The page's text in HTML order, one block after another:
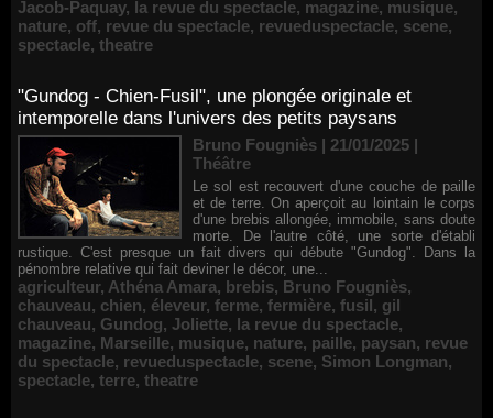
Jacob-Paquay, la revue du spectacle, magazine, musique,
nature, off, revue du spectacle, revueduspectacle, scene,
spectacle, theatre
"Gundog - Chien-Fusil", une plongée originale et
intemporelle dans l'univers des petits paysans
Bruno Fougniès | 21/01/2025 |
Théâtre
Le sol est recouvert d'une couche de paille
et de terre. On aperçoit au lointain le corps
d'une brebis allongée, immobile, sans doute
morte. De l'autre côté, une sorte d'établi
rustique. C'est presque un fait divers qui débute "Gundog". Dans la
pénombre relative qui fait deviner le décor, une...
agriculteur, Athéna Amara, brebis, Bruno Fougniès,
chauveau, chien, éleveur, ferme, fermière, fusil, gil
chauveau, Gundog, Joliette, la revue du spectacle,
magazine, Marseille, musique, nature, paille, paysan, revue
du spectacle, revueduspectacle, scene, Simon Longman,
spectacle, terre, theatre